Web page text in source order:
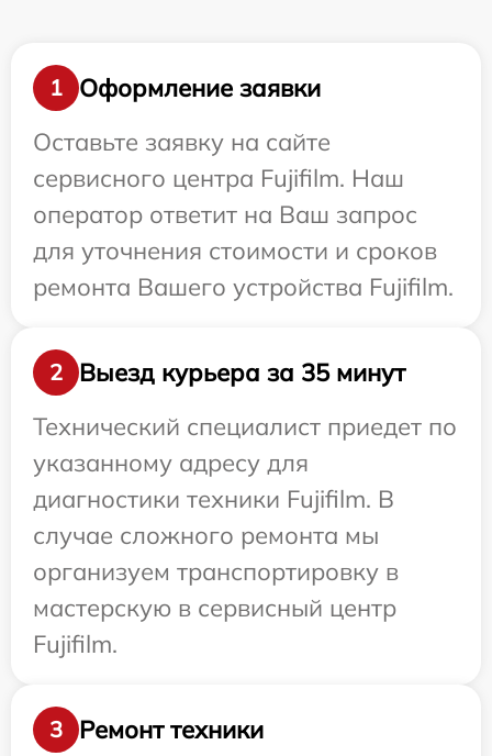
1
Оформление заявки
Оставьте заявку на сайте
сервисного центра Fujifilm. Наш
оператор ответит на Ваш запрос
для уточнения стоимости и сроков
ремонта Вашего устройства Fujifilm.
2
Выезд курьера за 35 минут
Технический специалист приедет по
указанному адресу для
диагностики техники Fujifilm. В
случае сложного ремонта мы
организуем транспортировку в
мастерскую в сервисный центр
Fujifilm.
3 Ремонт техники